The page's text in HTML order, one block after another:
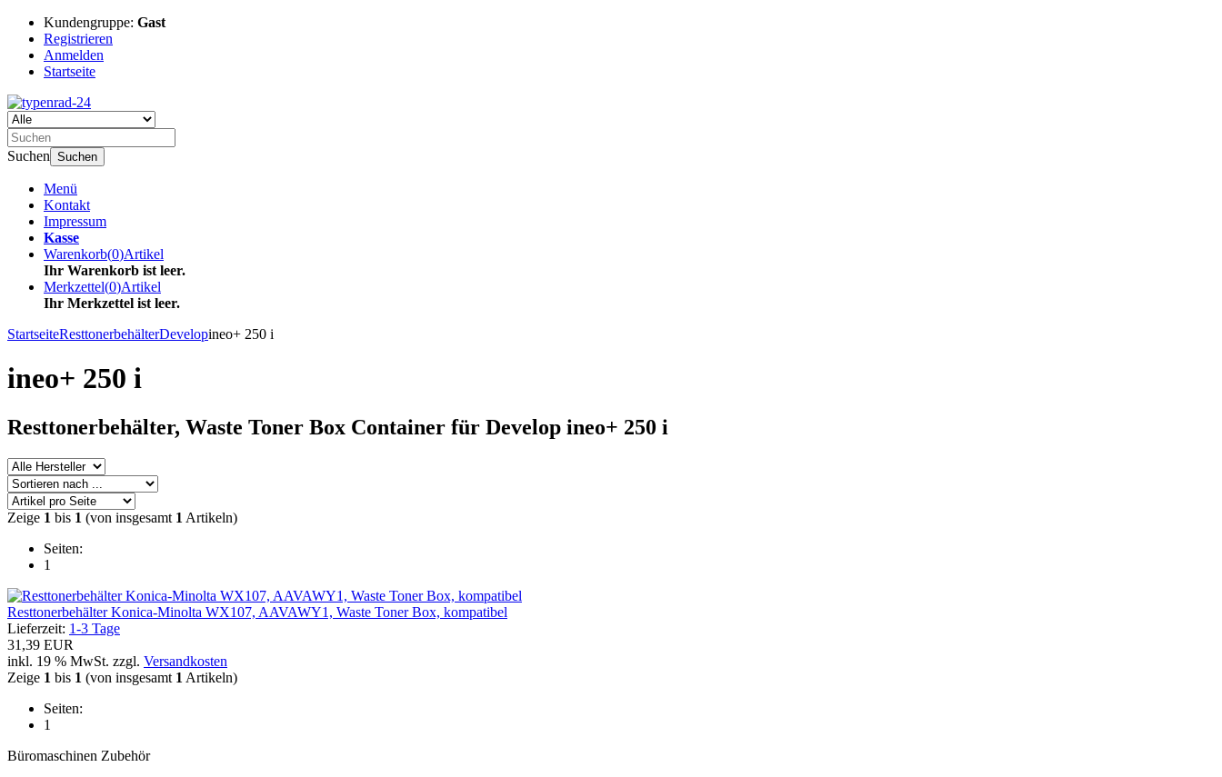
Kundengruppe: Gast
Registrieren
Anmelden
Startseite
Suchen Suchen
Menü
Kontakt
Impressum
Kasse
Warenkorb(0)Artikel
Ihr Warenkorb ist leer.
Merkzettel(0)Artikel
Ihr Merkzettel ist leer.
StartseiteResttonerbehälterDevelopineo+ 250 i
ineo+ 250 i
Resttonerbehälter, Waste Toner Box Container für Develop ineo+ 250 i
Zeige 1 bis 1 (von insgesamt 1 Artikeln)
Seiten:
1
Resttonerbehälter Konica-Minolta WX107, AAVAWY1, Waste Toner Box, kompatibel
Lieferzeit: 1-3 Tage
31,39 EUR
inkl. 19 % MwSt. zzgl. Versandkosten
Zeige 1 bis 1 (von insgesamt 1 Artikeln)
Seiten:
1
Büromaschinen Zubehör